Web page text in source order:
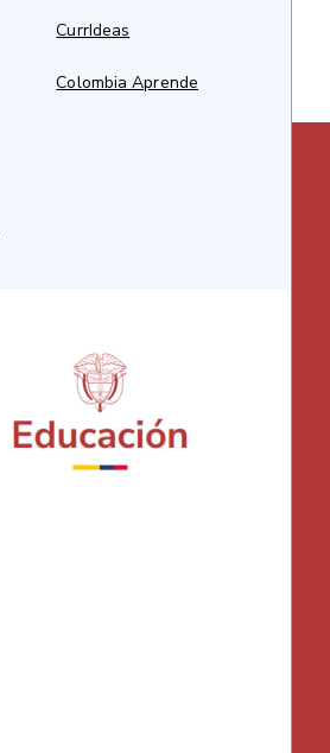
CurrIdeas
Colombia Aprende